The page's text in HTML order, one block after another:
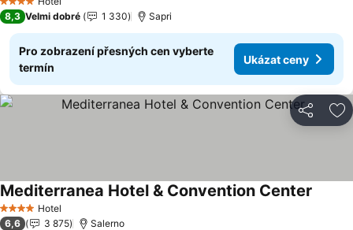
4 Počet hvězdiček
8,3 Velmi dobré 1 330 Sapri
Pro zobrazení přesných cen vyberte
termín
Ukázat ceny
Sdílet
4 Počet hvězdiček
Hotel
Mediterranea Hotel & Convention Center
6,6 3 875 Salerno